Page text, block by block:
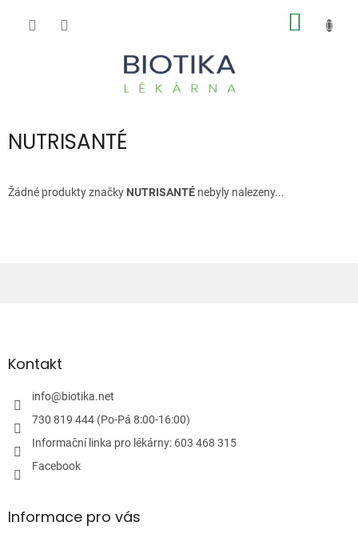
NUTRISANTÉ
Žádné produkty značky NUTRISANTÉ nebyly nalezeny...
aKontakt
info@biotika.net
730 819 444 (Po-Pá 8:00-16:00)
Informační linka pro lékárny: 603 468 315
Facebook
Informace pro vás